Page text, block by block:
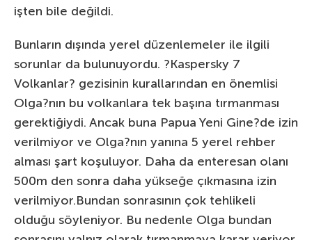
işten bile değildi.
Bunların dışında yerel düzenlemeler ile ilgili
sorunlar da bulunuyordu. ?Kaspersky 7
Volkanlar? gezisinin kurallarından en önemlisi
Olga?nın bu volkanlara tek başına tırmanması
gerektiğiydi. Ancak buna Papua Yeni Gine?de izin
verilmiyor ve Olga?nın yanına 5 yerel rehber
alması şart koşuluyor. Daha da enteresan olanı
500m den sonra daha yükseğe çıkmasına izin
verilmiyor.Bundan sonrasının çok tehlikeli
olduğu söyleniyor. Bu nedenle Olga bundan